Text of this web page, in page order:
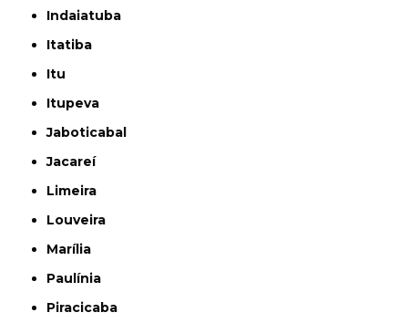
Indaiatuba
Itatiba
Itu
Itupeva
Jaboticabal
Jacareí
Limeira
Louveira
Marília
Paulínia
Piracicaba